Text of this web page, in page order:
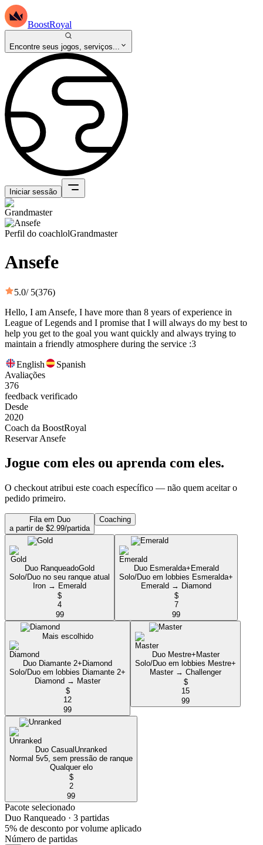
BoostRoyal
Encontre seus jogos, serviços...
Iniciar sessão
Perfil do coachlolGrandmaster
Ansefe
5.0/ 5(376)
Hello, I am Ansefe, I have more than 8 years of experience in
League of Legends and I promise that I will always do my best to
help you get to the goal you want quickly and always trying to
maintain a friendly atmosphere during the service :3
English
Spanish
Avaliações
376
feedback verificado
Desde
2020
Coach da BoostRoyal
Reservar Ansefe
Jogue com eles ou aprenda com eles.
O checkout atribui este coach específico — não quem aceitar o
pedido primeiro.
Fila em Duo
a partir de $2.99/partida
Coaching
Duo RanqueadoGold
Solo/Duo no seu ranque atual
Iron → Emerald
$
4
99
Duo Esmeralda+ Emerald
Solo/Duo em lobbies Esmeralda+
Emerald → Diamond
$
7
99
Mais escolhido
Duo Diamante 2+ Diamond
Solo/Duo em lobbies Diamante 2+
Diamond → Master
$
12
99
Duo Mestre+ Master
Solo/Duo em lobbies Mestre+
Master → Challenger
$
15
99
Duo Casual Unranked
Normal 5v5, sem pressão de ranque
Qualquer elo
$
2
99
Pacote selecionado
Duo Ranqueado · 3 partidas
5% de desconto por volume aplicado
Número de partidas